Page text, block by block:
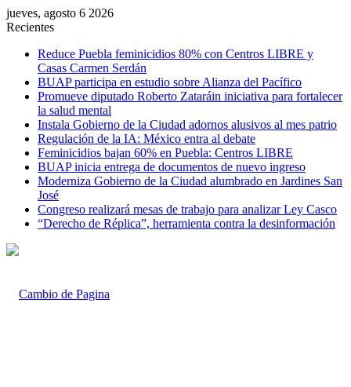
jueves, agosto 6 2026
Recientes
Reduce Puebla feminicidios 80% con Centros LIBRE y
Casas Carmen Serdán
BUAP participa en estudio sobre Alianza del Pacífico
Promueve diputado Roberto Zataráin iniciativa para fortalecer
la salud mental
Instala Gobierno de la Ciudad adornos alusivos al mes patrio
Regulación de la IA: México entra al debate
Feminicidios bajan 60% en Puebla: Centros LIBRE
BUAP inicia entrega de documentos de nuevo ingreso
Moderniza Gobierno de la Ciudad alumbrado en Jardines San
José
Congreso realizará mesas de trabajo para analizar Ley Casco
“Derecho de Réplica”, herramienta contra la desinformación